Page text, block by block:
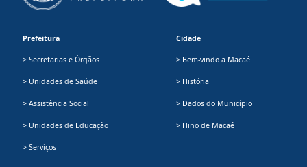
Prefeitura
> Secretarias e Órgãos
> Unidades de Saúde
> Assistência Social
> Unidades de Educação
> Serviços
Cidade
> Bem-vindo a Macaé
> História
> Dados do Município
> Hino de Macaé